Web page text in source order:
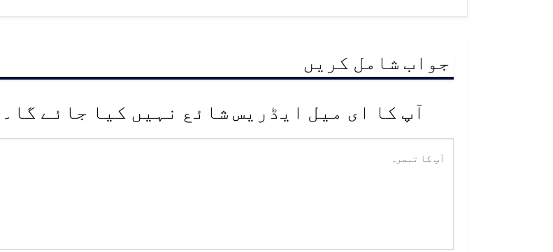
جواب شامل کریں
آپ کا ای میل ایڈریس شائع نہیں کیا جائے گا۔